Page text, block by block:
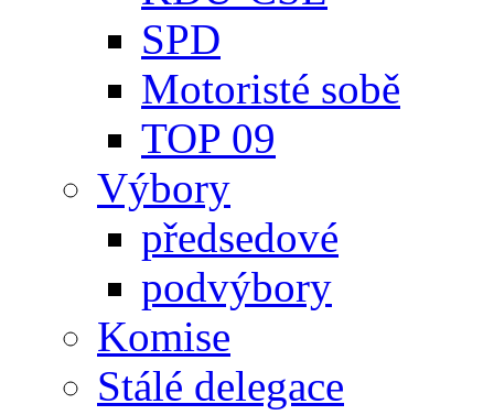
SPD
Motoristé sobě
TOP 09
Výbory
předsedové
podvýbory
Komise
Stálé delegace